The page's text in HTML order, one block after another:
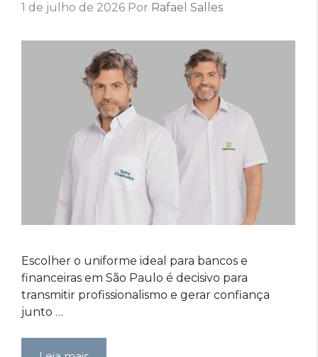
1 de julho de 2026 Por Rafael Salles
Escolher o uniforme ideal para bancos e
financeiras em São Paulo é decisivo para
transmitir profissionalismo e gerar confiança
junto …